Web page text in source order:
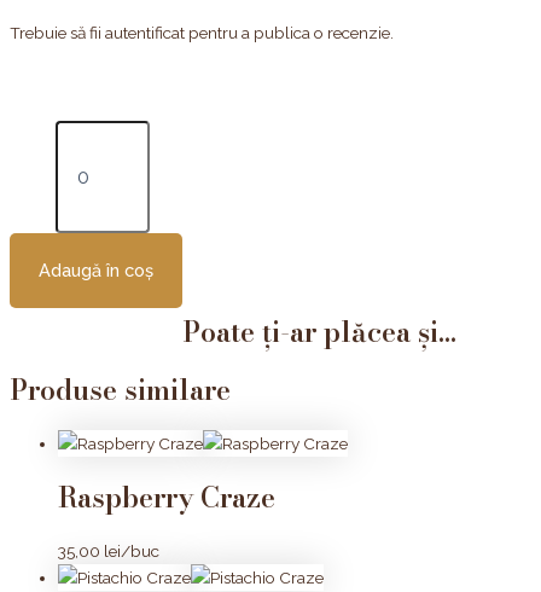
Trebuie să fii autentificat pentru a publica o recenzie.
Adaugă în coș
Poate ți-ar plăcea și...
Produse similare
Raspberry Craze
35,00 lei/buc